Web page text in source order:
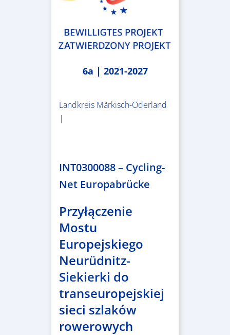
6a | 2021-2027
Landkreis Märkisch-Oderland
|
INT0300088 – Cycling-
Net Europabrücke
Przyłączenie
Mostu
Europejskiego
Neurüdnitz-
Siekierki do
transeuropejskiej
sieci szlaków
rowerowych